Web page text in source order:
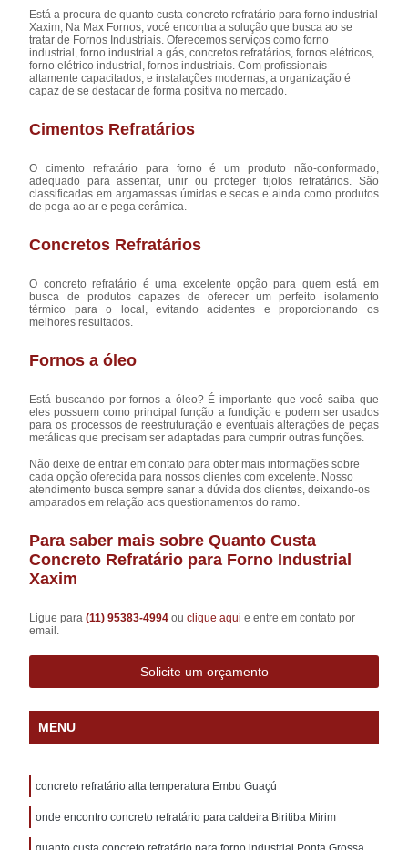
Está a procura de quanto custa concreto refratário para forno industrial
Xaxim, Na Max Fornos, você encontra a solução que busca ao se
tratar de Fornos Industriais. Oferecemos serviços como forno
industrial, forno industrial a gás, concretos refratários, fornos elétricos,
forno elétrico industrial, fornos industriais. Com profissionais
altamente capacitados, e instalações modernas, a organização é
capaz de se destacar de forma positiva no mercado.
Cimentos Refratários
O cimento refratário para forno é um produto não-conformado,
adequado para assentar, unir ou proteger tijolos refratários. São
classificadas em argamassas úmidas e secas e ainda como produtos
de pega ao ar e pega cerâmica.
Concretos Refratários
O concreto refratário é uma excelente opção para quem está em
busca de produtos capazes de oferecer um perfeito isolamento
térmico para o local, evitando acidentes e proporcionando os
melhores resultados.
Fornos a óleo
Está buscando por fornos a óleo? É importante que você saiba que
eles possuem como principal função a fundição e podem ser usados
para os processos de reestruturação e eventuais alterações de peças
metálicas que precisam ser adaptadas para cumprir outras funções.
Não deixe de entrar em contato para obter mais informações sobre
cada opção oferecida para nossos clientes com excelente. Nosso
atendimento busca sempre sanar a dúvida dos clientes, deixando-os
amparados em relação aos questionamentos do ramo.
Para saber mais sobre Quanto Custa
Concreto Refratário para Forno Industrial
Xaxim
Ligue para(11) 95383-4994ouclique aqui e entre em contato por
email.
Solicite um orçamento
MENU
concreto refratário alta temperatura Embu Guaçú
onde encontro concreto refratário para caldeira Biritiba Mirim